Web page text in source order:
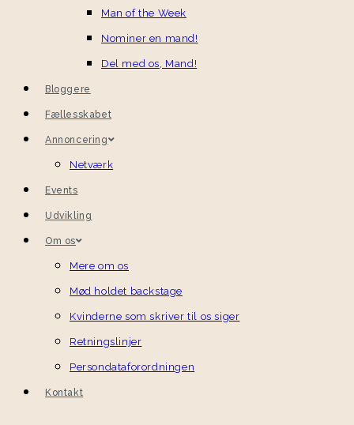
Man of the Week
Nominer en mand!
Del med os, Mand!
Bloggere
Fællesskabet
Annoncering
Netværk
Events
Udvikling
Om os
Mere om os
Mød holdet backstage
Kvinderne som skriver til os siger
Retningslinjer
Persondataforordningen
Kontakt